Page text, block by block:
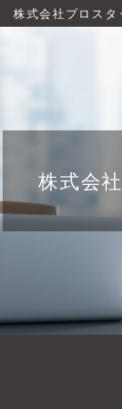
株式会社プロス
株式会